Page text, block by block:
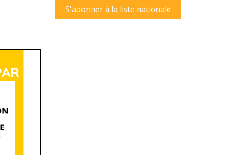
S'abonner à la liste nationale